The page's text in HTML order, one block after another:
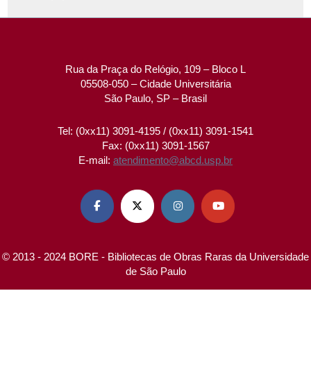
Rua da Praça do Relógio, 109 – Bloco L
05508-050 – Cidade Universitária
São Paulo, SP – Brasil
Tel: (0xx11) 3091-4195 / (0xx11) 3091-1541
Fax: (0xx11) 3091-1567
E-mail: atendimento@abcd.usp.br
   
© 2013 - 2024 BORE - Bibliotecas de Obras Raras da Universidade
de São Paulo